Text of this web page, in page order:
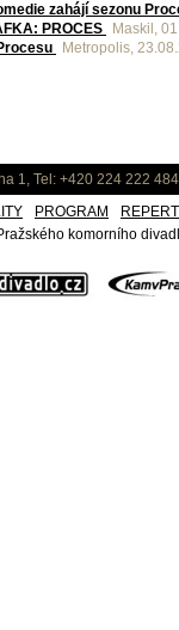
zahájí sezonu
PROCES
Maskil,
Metropolis,
1, Tel: +420 224 222
PROGRAM
komorního